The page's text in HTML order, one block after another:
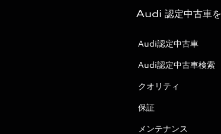
Audi 認定中古車を
Audi認定中古車
Audi認定中古車検索
クオリティ
保証
メンテナンス